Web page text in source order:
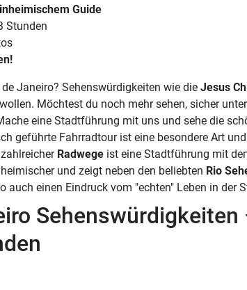
Guide
Stunden
Janeiro? Sehenswürdigkeiten wie die Jesus
Möchtest du noch mehr sehen, sicher
eine Stadtführung mit uns und sehe die
geführte Fahrradtour ist eine besondere Art
Radwege ist eine Stadtführung mit
und zeigt neben den beliebten Rio
auch einen Eindruck vom "echten" Leben in der